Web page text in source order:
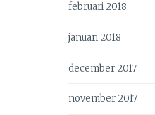
februari 2018
januari 2018
december 2017
november 2017